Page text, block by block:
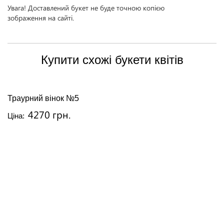
Увага! Доставлений букет не буде точною копією
зображення на сайті.
Купити схожі букети квітів
Траурний вінок №5
Ціна: 4270 грн.